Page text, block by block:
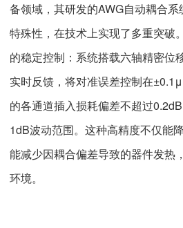
备领域，其研发的AWG自动耦合
特殊性，在技术上实现了多重突破
的稳定控制：系统搭载六轴精密位
实时反馈，将对准误差控制在
的各通道插入损耗偏差不超过
1dB波动范围。这种高精度不仅能
能减少因耦合偏差导致的器件发热
环境。